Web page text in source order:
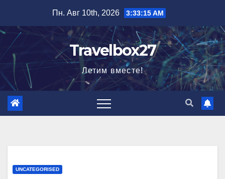
содержимому
Пн. Авг 10th, 2026 3:33:16 AM
Travelbox27
Летим вместе!
UNCATEGORISED